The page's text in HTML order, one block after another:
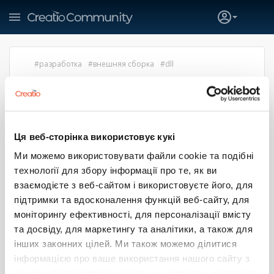
Ця веб-сторінка використовує кукі
Ми можемо використовувати файли cookie та подібні
технології для збору інформації про те, як ви
взаємодієте з веб-сайтом і використовуєте його, для
підтримки та вдосконалення функцій веб-сайту, для
моніторингу ефективності, для персоналізації вмісту
та досвіду, для маркетингу та аналітики, а також для
інших законних цілей. Ми також можемо ділитися
інформацією про ваше використання нашого сайту з
разработка внешняя сборка dll
ОШИБКА ПРИ ВЫГРУЗКЕ DLL В
ФАЙЛОВУЮ СИСТЕМУ
22 марта 2022 13:41
Если в установленном накаткой пакете только 1 внешняя
сборка и нет других файлов, то при выгрузке в файловую
систему и компиляции данная сборка не видна для
конфигурации, соответственно компиляция не
происходит.
Например:
Пакет А - в нем сборка.
Пакет Б - в нем C# схема, что ссылается на сборку.